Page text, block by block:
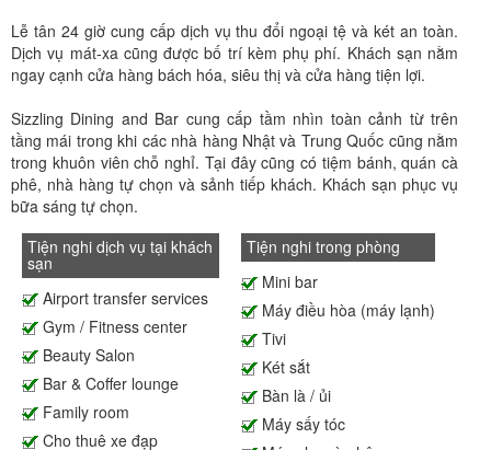
Lễ tân 24 giờ cung cấp dịch vụ thu đổi ngoại tệ và két an toàn.
Dịch vụ mát-xa cũng được bố trí kèm phụ phí. Khách sạn nằm
ngay cạnh cửa hàng bách hóa, siêu thị và cửa hàng tiện lợi.
Sizzling Dining and Bar cung cấp tầm nhìn toàn cảnh từ trên
tầng mái trong khi các nhà hàng Nhật và Trung Quốc cũng nằm
trong khuôn viên chỗ nghỉ. Tại đây cũng có tiệm bánh, quán cà
phê, nhà hàng tự chọn và sảnh tiếp khách. Khách sạn phục vụ
bữa sáng tự chọn.
Tiện nghi dịch vụ tại khách
sạn
Airport transfer services
Gym / Fitness center
Beauty Salon
Bar & Coffer lounge
Family room
Cho thuê xe đạp
Tiện nghi trong phòng
Mini bar
Máy điều hòa (máy lạnh)
Tivi
Két sắt
Bàn là / ủi
Máy sấy tóc